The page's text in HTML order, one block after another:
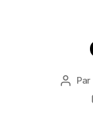
Par